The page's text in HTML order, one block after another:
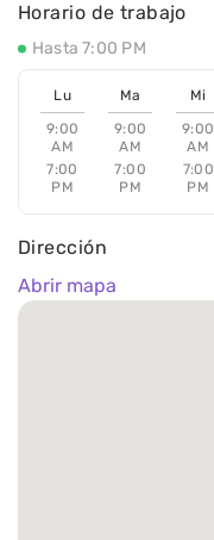
Dirección
Abrir mapa
Horario de trabajo
Hasta 7:00 PM
Lu
9:00
AM
7:00
PM
Ma
9:00
AM
7:00
PM
Mi
9:00
AM
7:00
PM